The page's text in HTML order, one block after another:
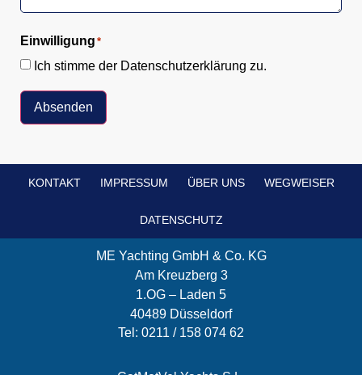
Einwilligung *
Ich stimme der Datenschutzerklärung zu.
Absenden
KONTAKT IMPRESSUM ÜBER UNS WEGWEISER
DATENSCHUTZ
ME Yachting GmbH & Co. KG
Am Kreuzberg 3
1.OG – Laden 5
40489 Düsseldorf
Tel: 0211 / 158 074 62